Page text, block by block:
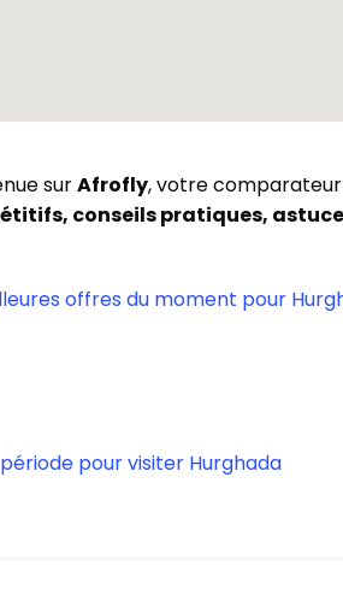
surAfrofly, votre comparateur
conseils pratiques,
offres du moment pour
pour visiter Hurghada